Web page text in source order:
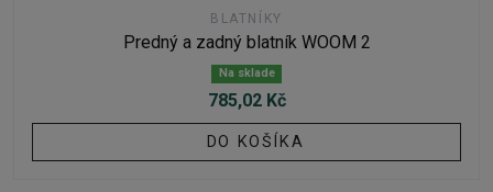
BLATNÍKY
Predný a zadný blatník WOOM 2
Na sklade
785,02 Kč
DO KOŠÍKA